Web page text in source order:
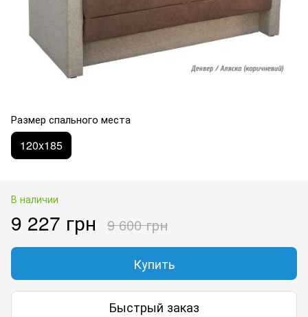
Размер спального места
120x185
В наличии
9 227 грн 9 600 грн
Купить
Быстрый заказ